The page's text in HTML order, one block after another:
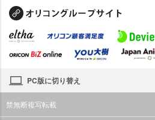
PC版に切り替え
禁無断複写転載